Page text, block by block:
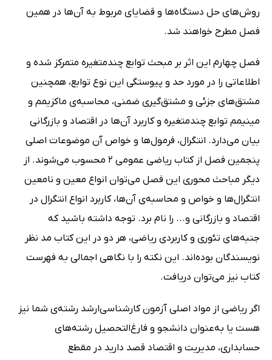
روش‌های حل دستگاه‌ها و قضایای مربوط به آن‌ها در همین
فصل مطرح خواهند شد.
فصل چهارم این اثر بر مبحث توابع چندمتغیره متمرکز شده و
اطلاعاتی را در مورد حد و پیوستگی این نوع توابع، همچنین
مشتق‌های جزئی و مشتق‌گیری ضمنی، محاسبه‌ی ماکزیمم و
مینیمم توابع چندمتغیره و کاربرد آن‌ها در اقتصاد و بازرگانی
بیان می‌دارد. انتگرال، فرمول‌ها و خواص آن موضوعات اصلی
پنجمین فصل از کتاب ریاضی عمومی 2 محسوب می‌شوند. از
دیگر مباحث محوری این فصل می‌توان انواع معین و نامعین
انتگرال‌ها و خواص و محاسبه‌ی آن‌ها، کاربرد انواع انتگرال در
اقتصاد و بازرگانی و... را نام برد. توجه داشته باشید که
جنبه‌های تئوری و کاربردی ریاضی، هر دو در این کتاب مد نظر
نویسندگان بوده‌اند. این نکته را با نگاهی اجمالی به فهرست
کتاب نیز می‌توان دریافت.
اگر ریاضی از مواد اصلی آزمون کارشناسی‌ارشد رشته‌ی شما نیز
هست یا به‌عنوان دانشجو و فارغ‌التحصیل رشته‌های
حسابداری، مدیریت و اقتصاد قصد دارید در مقطع